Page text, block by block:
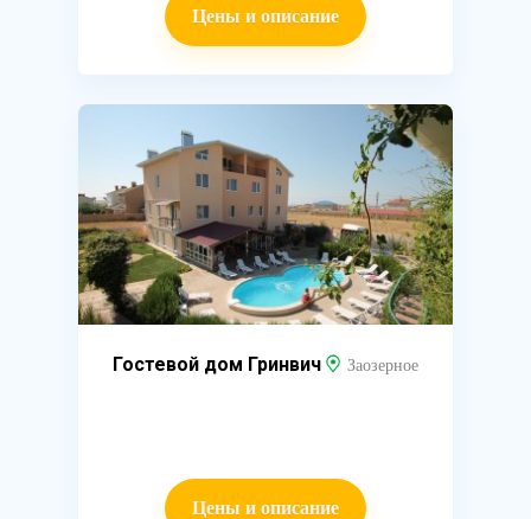
Цены и описание
Гостевой дом Гринвич Заозерное
Цены и описание